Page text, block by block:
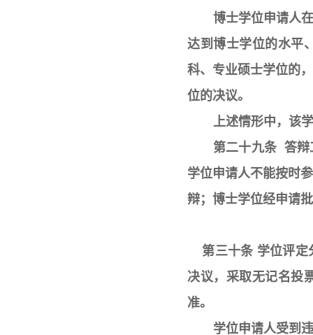
博士学位申请人
达到博士学位的水平
科、专业硕士学位的
位的决议。
上述情形中，该
第二十九条 答辩
学位申请人不能按时
辩；博士学位经申请
第三十条 学位评定
决议，采取无记名投
准。
学位申请人受到